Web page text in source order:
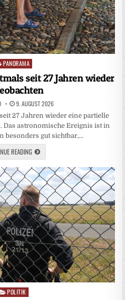
PANORAMA
seit 27 Jahren wieder
9. AUGUST 2026
27 Jahren wieder eine partielle
Das astronomische Ereignis ist in
besonders gut sichtbar,…
READING
Posted
POLITIK